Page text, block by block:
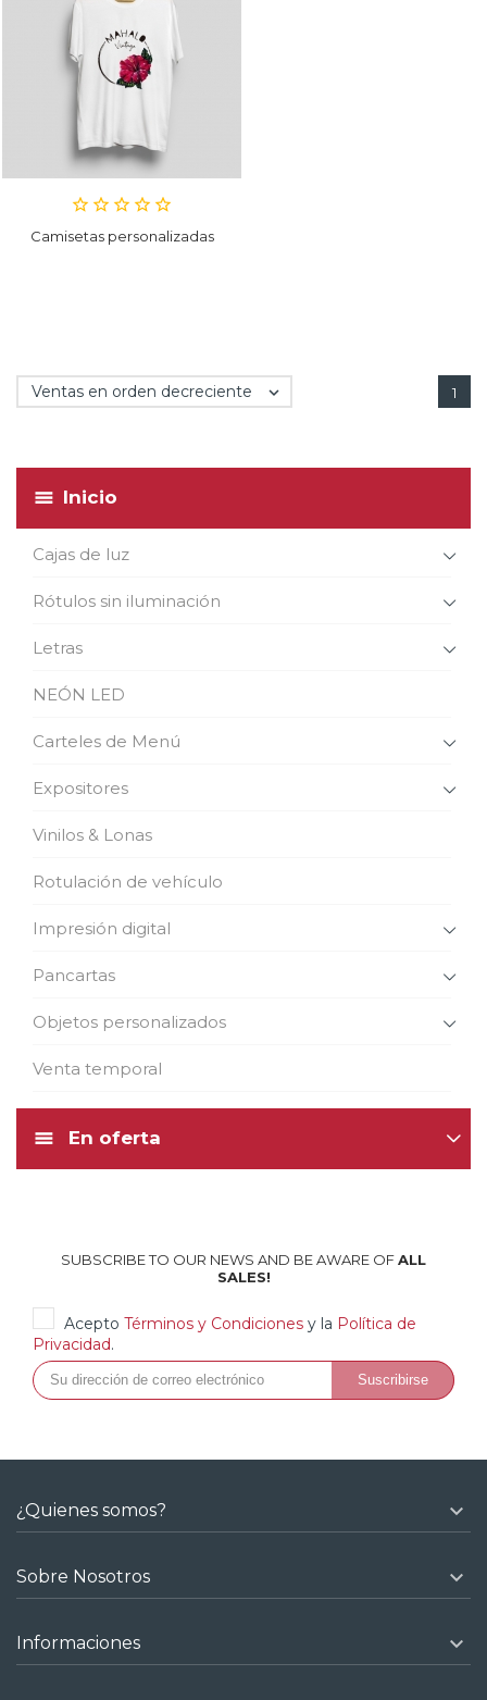
Inicio
Cajas de luz
Rótulos sin iluminación
Letras
NEÓN LED
Carteles de Menú
Expositores
Vinilos & Lonas
Rotulación de vehículo
Impresión digital
Pancartas
Objetos personalizados
Venta temporal
En oferta
Camisetas personalizadas
Ventas en orden decreciente  1
SUBSCRIBE TO OUR NEWS AND BE AWARE OFALL
SALES!
Acepto Términos y Condiciones y la Política de
Privacidad.
¿Quienes somos? 
Sobre Nosotros 
Informaciones 